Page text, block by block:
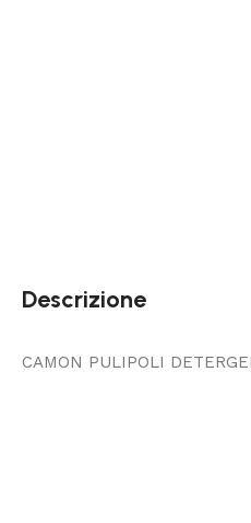
Descrizione
CAMON PULIPOLI